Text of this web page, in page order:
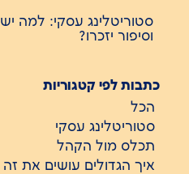
סטוריטלינג עסקי: למה
וסיפור יזכרו?
כתבות לפי קטגוריות
הכל
סטוריטלינג עסקי
תכלס מול הקהל
איך הגדולים עושים את זה